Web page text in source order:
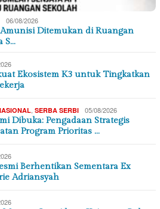
06/08/2026
Ditemukan di Ruangan
S…
Ekosistem K3 untuk Tingkatkan
SERBA SERBI 05/08/2026
Dibuka: Pengadaan Strategis
Program Prioritas …
Berhentikan Sementara Ex
Adriansyah